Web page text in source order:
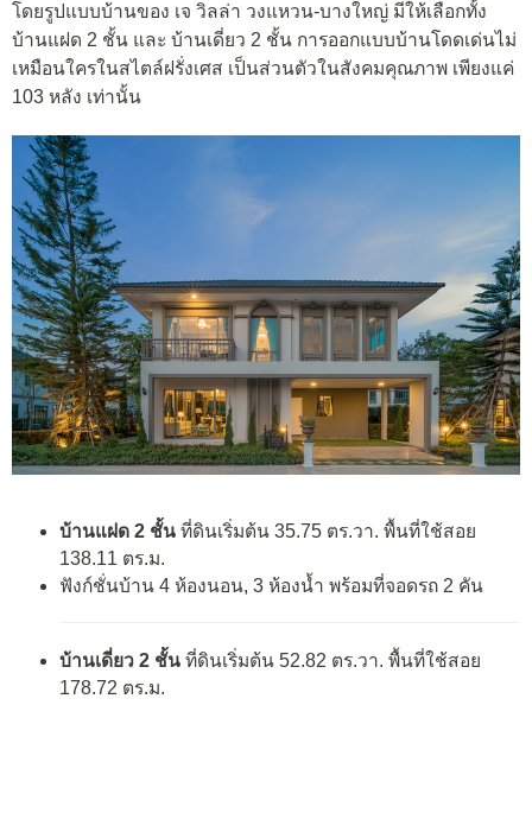
โดยรูปแบบบ้านของ เจ วิลล่า วงแหวน-บางใหญ่ มีให้เลือกทั้ง
บ้านแฝด 2 ชั้น และ บ้านเดี่ยว 2 ชั้น การออกแบบบ้านโดดเด่นไม่
เหมือนใครในสไตล์ฝรั่งเศส เป็นส่วนตัวในสังคมคุณภาพ เพียงแค่
103 หลัง เท่านั้น
บ้านแฝด 2 ชั้น ที่ดินเริ่มต้น 35.75 ตร.วา. พื้นที่ใช้สอย
138.11 ตร.ม.
ฟังก์ชั่นบ้าน 4 ห้องนอน, 3 ห้องน้ำ พร้อมที่จอดรถ 2 คัน
บ้านเดี่ยว 2 ชั้น ที่ดินเริ่มต้น 52.82 ตร.วา. พื้นที่ใช้สอย
178.72 ตร.ม.